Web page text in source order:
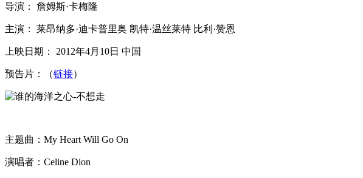
导演： 詹姆斯·卡梅隆
主演： 莱昂纳多·迪卡普里奥 凯特·温丝莱特 比利·赞恩
上映日期： 2012年4月10日 中国
预告片：（链接）
主题曲：My Heart Will Go On
演唱者：Celine Dion